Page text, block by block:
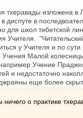
тхеравады изложена в
диспуте в
для школ тибетской
Учителя.
у Учителя и по
Учения Малой
Учение
и недостаточно
еще более
ничего о практике